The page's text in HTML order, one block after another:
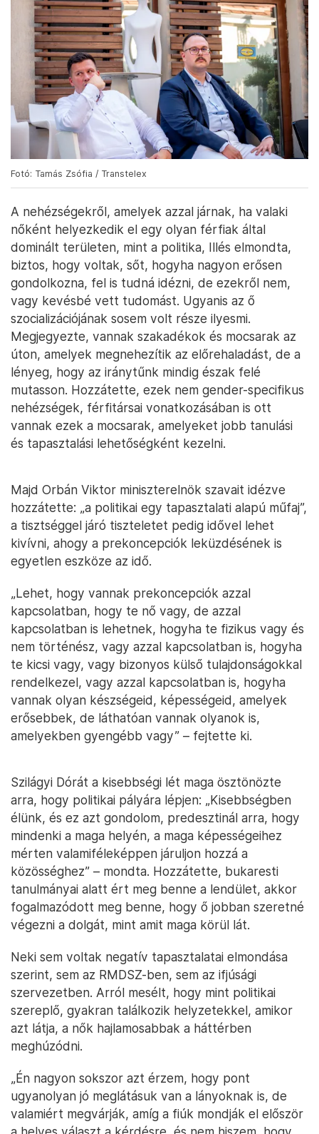
Fotó: Tamás Zsófia / Transtelex
A nehézségekről, amelyek azzal járnak, ha valaki
nőként helyezkedik el egy olyan férfiak által
dominált területen, mint a politika, Illés elmondta,
biztos, hogy voltak, sőt, hogyha nagyon erősen
gondolkozna, fel is tudná idézni, de ezekről nem,
vagy kevésbé vett tudomást. Ugyanis az ő
szocializációjának sosem volt része ilyesmi.
Megjegyezte, vannak szakadékok és mocsarak az
úton, amelyek megnehezítik az előrehaladást, de a
lényeg, hogy az iránytűnk mindig észak felé
mutasson. Hozzátette, ezek nem gender-specifikus
nehézségek, férfitársai vonatkozásában is ott
vannak ezek a mocsarak, amelyeket jobb tanulási
és tapasztalási lehetőségként kezelni.
Majd Orbán Viktor miniszterelnök szavait idézve
hozzátette: „a politikai egy tapasztalati alapú műfaj”,
a tisztséggel járó tiszteletet pedig idővel lehet
kivívni, ahogy a prekoncepciók leküzdésének is
egyetlen eszköze az idő.
„Lehet, hogy vannak prekoncepciók azzal
kapcsolatban, hogy te nő vagy, de azzal
kapcsolatban is lehetnek, hogyha te fizikus vagy és
nem történész, vagy azzal kapcsolatban is, hogyha
te kicsi vagy, vagy bizonyos külső tulajdonságokkal
rendelkezel, vagy azzal kapcsolatban is, hogyha
vannak olyan készségeid, képességeid, amelyek
erősebbek, de láthatóan vannak olyanok is,
amelyekben gyengébb vagy” – fejtette ki.
Szilágyi Dórát a kisebbségi lét maga ösztönözte
arra, hogy politikai pályára lépjen: „Kisebbségben
élünk, és ez azt gondolom, predesztinál arra, hogy
mindenki a maga helyén, a maga képességeihez
mérten valamiféleképpen járuljon hozzá a
közösséghez” – mondta. Hozzátette, bukaresti
tanulmányai alatt ért meg benne a lendület, akkor
fogalmazódott meg benne, hogy ő jobban szeretné
végezni a dolgát, mint amit maga körül lát.
Neki sem voltak negatív tapasztalatai elmondása
szerint, sem az RMDSZ-ben, sem az ifjúsági
szervezetben. Arról mesélt, hogy mint politikai
szereplő, gyakran találkozik helyzetekkel, amikor
azt látja, a nők hajlamosabbak a háttérben
meghúzódni.
„Én nagyon sokszor azt érzem, hogy pont
ugyanolyan jó meglátásuk van a lányoknak is, de
valamiért megvárják, amíg a fiúk mondják el először